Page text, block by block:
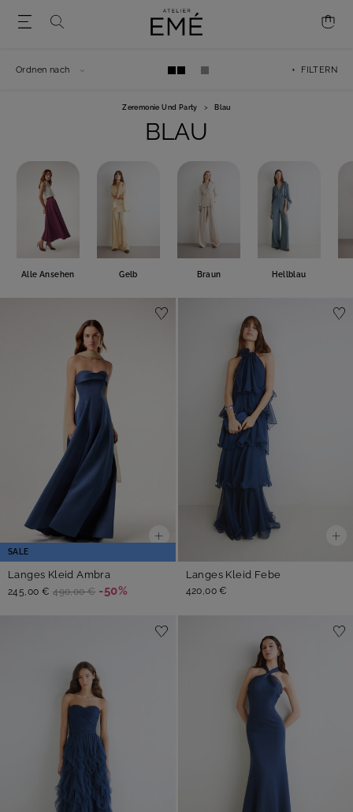
Zeremonie Und Party > Blau
BLAU
Alle Ansehen Gelb Braun Hellblau
+ FILTERN
Ordnen nach
SALE
Langes Kleid Ambra
245,00 € 490,00 € -50%
Langes Kleid Febe
420,00 €